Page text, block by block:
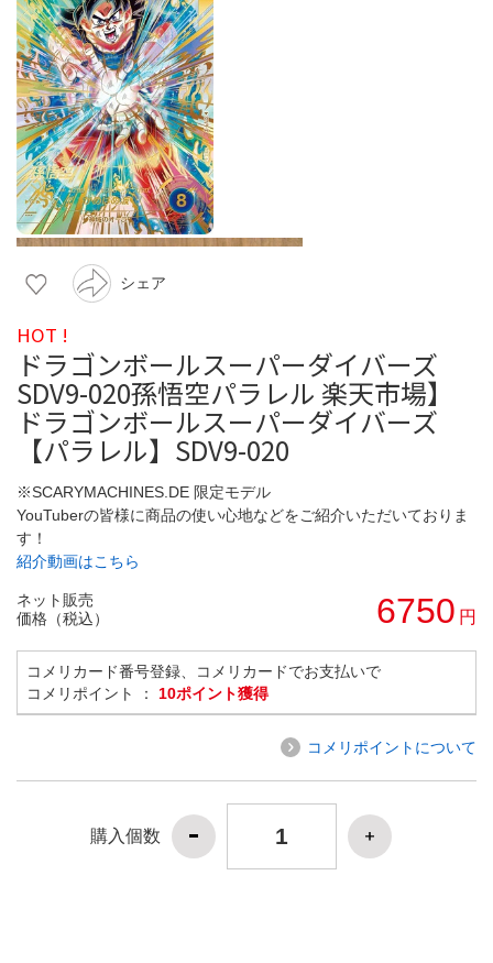
シェア
HOT !
ドラゴンボールスーパーダイバーズ
SDV9-020孫悟空パラレル 楽天市場】
ドラゴンボールスーパーダイバーズ
【パラレル】SDV9-020
※SCARYMACHINES.DE 限定モデル
YouTuberの皆様に商品の使い心地などをご紹介いただいておりま
す！
紹介動画はこちら
ネット販売
価格（税込）
6750 円
コメリカード番号登録、コメリカードでお支払いで
コメリポイント ： 10ポイント獲得
コメリポイントについて
購入個数